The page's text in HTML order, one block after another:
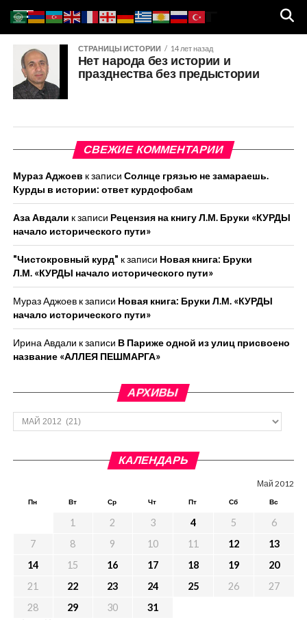
СТРАНИЦЫ ИСТОРИИ 14 лет назад
Нет народа без истории и
празднества без предыстории
СВЕЖИЕ КОММЕНТАРИИ
Мураз Аджоев к записи Солнце грязью не замараешь.
Курды в истории: ответ курдофобам
Аза Авдали к записи Рецензия на книгу Л.М. Бруки «КУРДЫ
начало исторического пути»
"Чистокровный курд" к записи Новая книга: Бруки
Л.М. «КУРДЫ начало исторического пути»
Мураз Аджоевк записи Новая книга: Бруки Л.М. «КУРДЫ
начало исторического пути»
Ирина Авдали к записи В Париже одной из улиц присвоено
название «АЛЛЕЯ ПЕШМАРГА»
АРХИВЫ
Архивы
КАЛЕНДАРЬ
Май 2012
Пн Вт Ср Чт Пт Сб Вс
1 2 3 4 5
6
7
8 9 10 11 12
13
14
15 16 17 18 19
20
21
22 23 24 25 26
27
28
29 30
31